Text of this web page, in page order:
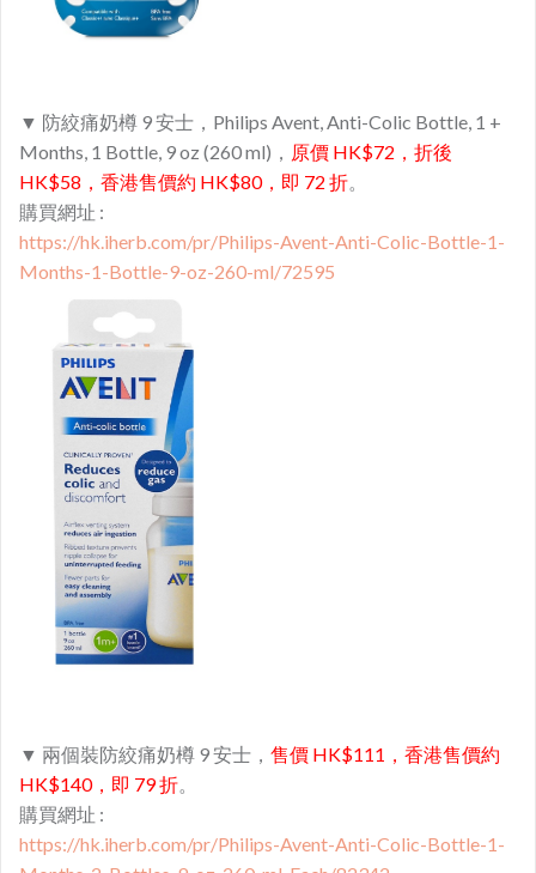
▼ 防絞痛奶樽 9 安士，Philips Avent, Anti-Colic Bottle, 1 +
Months, 1 Bottle, 9 oz (260 ml)， 原價 HK$72，折後
HK$58，香港售價約 HK$80，即 72 折。
購買網址 :
https://hk.iherb.com/pr/Philips-Avent-Anti-Colic-Bottle-1-
Months-1-Bottle-9-oz-260-ml/72595
▼ 兩個裝防絞痛奶樽 9 安士， 售價 HK$111，香港售價約
HK$140，即 79 折。
購買網址 :
https://hk.iherb.com/pr/Philips-Avent-Anti-Colic-Bottle-1-